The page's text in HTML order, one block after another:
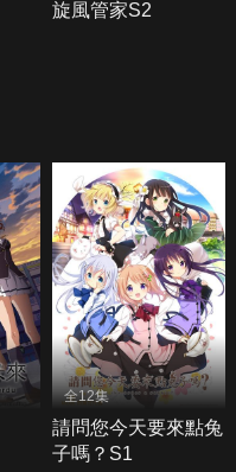
旋風管家S2
全12集
請問您今天要來點兔
子嗎？S1